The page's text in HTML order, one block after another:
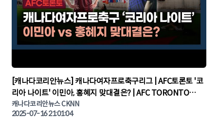
▶
[캐나다코리안뉴스] 캐나다여자프로축구리그 | AFC토론토 '코
리아 나이트' 이민아, 홍혜지 맞대결은? | AFC TORONTO
KOREA NIGHT | 캐나다뉴스 | 토론토뉴스
캐나다코리안뉴스 CKNN
2025-07-16 21:01:04